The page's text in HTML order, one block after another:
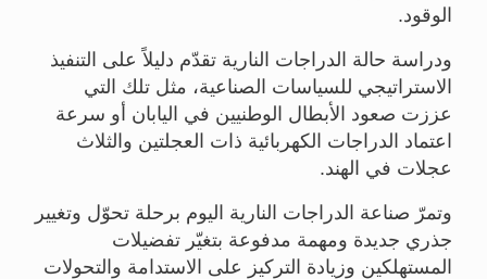
الوقود.
ودراسة حالة الدراجات النارية تقدّم دليلاً على التنفيذ
الاستراتيجي للسياسات الصناعية، مثل تلك التي
عززت صعود الأبطال الوطنيين في اليابان أو سرعة
اعتماد الدراجات الكهربائية ذات العجلتين والثلاث
عجلات في الهند.
وتمرّ صناعة الدراجات النارية اليوم برحلة تحوّل وتغيير
جذري جديدة ومهمة مدفوعة بتغيّر تفضيلات
المستهلكين وزيادة التركيز على الاستدامة والتحولات